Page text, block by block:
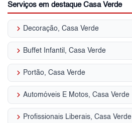
Serviços em destaque Casa Verde
keyboard_arrow_right Decoração, Casa Verde
keyboard_arrow_right Buffet Infantil, Casa Verde
keyboard_arrow_right Portão, Casa Verde
keyboard_arrow_right Automóveis E Motos, Casa Verde
keyboard_arrow_right Profissionais Liberais, Casa Verde